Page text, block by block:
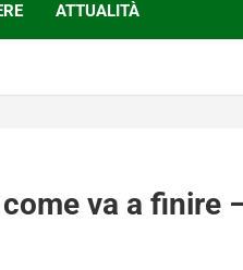
ATTUALITÀ
va a finire